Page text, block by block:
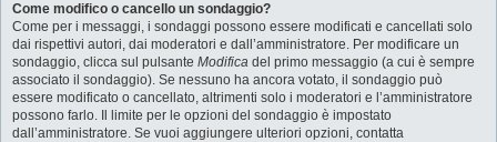
Come modifico o cancello un sondaggio?
Come per i messaggi, i sondaggi possono essere modificati e cancellati solo
dai rispettivi autori, dai moderatori e dall’amministratore. Per modificare un
sondaggio, clicca sul pulsante Modifica del primo messaggio (a cui è sempre
associato il sondaggio). Se nessuno ha ancora votato, il sondaggio può
essere modificato o cancellato, altrimenti solo i moderatori e l’amministratore
possono farlo. Il limite per le opzioni del sondaggio è impostato
dall’amministratore. Se vuoi aggiungere ulteriori opzioni, contatta